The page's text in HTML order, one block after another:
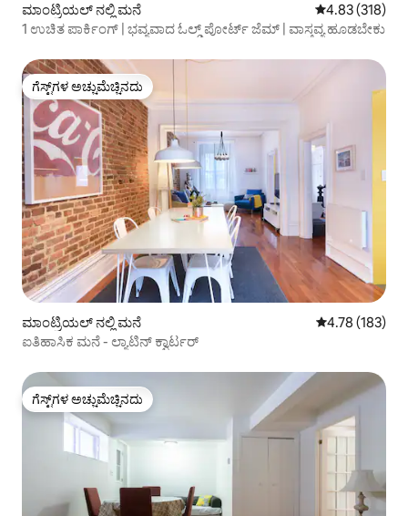
ಮಾಂಟ್ರಿಯಲ್ ನಲ್ಲಿ ಮನೆ 5 ರಲ್ಲಿ 4.83
4.83 (318)
1 ಉಚಿತ ಪಾರ್ಕಿಂಗ್ | ಭವ್ಯವಾದ ಓಲ್ಡ್ ಪೋರ್ಟ್ ಜೆಮ್ | ವಾಸ್ತವ್ಯ ಹೂಡಬೇಕು
ಗೆಸ್ಟ್‌ಗಳ ಅಚ್ಚುಮೆಚ್ಚಿನದು
ಗೆಸ್ಟ್‌ಗಳ ಅಚ್ಚುಮೆಚ್ಚಿನದು
ಮಾಂಟ್ರಿಯಲ್ ನಲ್ಲಿ ಮನೆ 5 ರಲ್ಲಿ 4.78
4.78 (183)
ಐತಿಹಾಸಿಕ ಮನೆ - ಲ್ಯಾಟಿನ್ ಕ್ವಾರ್ಟರ್
ಗೆಸ್ಟ್‌ಗಳ ಅಚ್ಚುಮೆಚ್ಚಿನದು
ಗೆಸ್ಟ್‌ಗಳ ಅಚ್ಚುಮೆಚ್ಚಿನದು